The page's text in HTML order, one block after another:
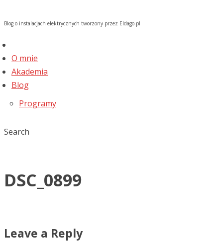
Blog o instalacjach elektrycznych tworzony przez Eldago.pl
O mnie
Akademia
Blog
Programy
Search
DSC_0899
Leave a Reply